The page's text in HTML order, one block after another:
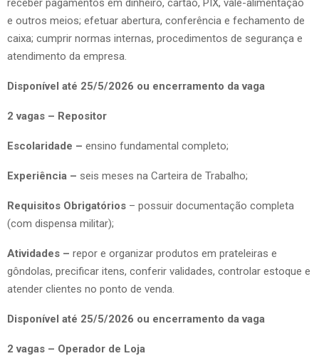
receber pagamentos em dinheiro, cartão, PIX, vale-alimentação
e outros meios; efetuar abertura, conferência e fechamento de
caixa; cumprir normas internas, procedimentos de segurança e
atendimento da empresa.
Disponível até 25/5/2026 ou encerramento da vaga
2 vagas – Repositor
Escolaridade – ensino fundamental completo;
Experiência – seis meses na Carteira de Trabalho;
Requisitos Obrigatórios – possuir documentação completa
(com dispensa militar);
Atividades – repor e organizar produtos em prateleiras e
gôndolas, precificar itens, conferir validades, controlar estoque e
atender clientes no ponto de venda.
Disponível até 25/5/2026 ou encerramento da vaga
2 vagas – Operador de Loja